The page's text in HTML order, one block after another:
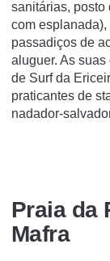
sanitárias, posto
com
passadiços de
aluguer. As
de Surf da
praticantes de
nadador-
Praia da
Mafra